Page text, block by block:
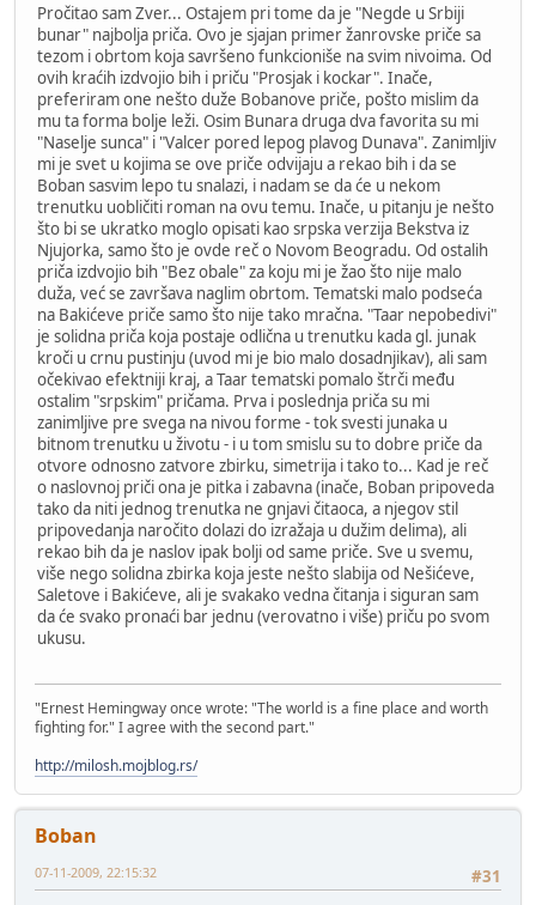
Pročitao sam Zver... Ostajem pri tome da je "Negde u Srbiji
bunar" najbolja priča. Ovo je sjajan primer žanrovske priče sa
tezom i obrtom koja savršeno funkcioniše na svim nivoima. Od
ovih kraćih izdvojio bih i priču "Prosjak i kockar". Inače,
preferiram one nešto duže Bobanove priče, pošto mislim da
mu ta forma bolje leži. Osim Bunara druga dva favorita su mi
"Naselje sunca" i "Valcer pored lepog plavog Dunava". Zanimljiv
mi je svet u kojima se ove priče odvijaju a rekao bih i da se
Boban sasvim lepo tu snalazi, i nadam se da će u nekom
trenutku uobličiti roman na ovu temu. Inače, u pitanju je nešto
što bi se ukratko moglo opisati kao srpska verzija Bekstva iz
Njujorka, samo što je ovde reč o Novom Beogradu. Od ostalih
priča izdvojio bih "Bez obale" za koju mi je žao što nije malo
duža, već se završava naglim obrtom. Tematski malo podseća
na Bakićeve priče samo što nije tako mračna. "Taar nepobedivi"
je solidna priča koja postaje odlična u trenutku kada gl. junak
kroči u crnu pustinju (uvod mi je bio malo dosadnjikav), ali sam
očekivao efektniji kraj, a Taar tematski pomalo štrči među
ostalim "srpskim" pričama. Prva i poslednja priča su mi
zanimljive pre svega na nivou forme - tok svesti junaka u
bitnom trenutku u životu - i u tom smislu su to dobre priče da
otvore odnosno zatvore zbirku, simetrija i tako to... Kad je reč
o naslovnoj priči ona je pitka i zabavna (inače, Boban pripoveda
tako da niti jednog trenutka ne gnjavi čitaoca, a njegov stil
pripovedanja naročito dolazi do izražaja u dužim delima), ali
rekao bih da je naslov ipak bolji od same priče. Sve u svemu,
više nego solidna zbirka koja jeste nešto slabija od Nešićeve,
Saletove i Bakićeve, ali je svakako vedna čitanja i siguran sam
da će svako pronaći bar jednu (verovatno i više) priču po svom
ukusu.
"Ernest Hemingway once wrote: "The world is a fine place and worth
fighting for." I agree with the second part."
http://milosh.mojblog.rs/
Boban
#31
07-11-2009, 22:15:32